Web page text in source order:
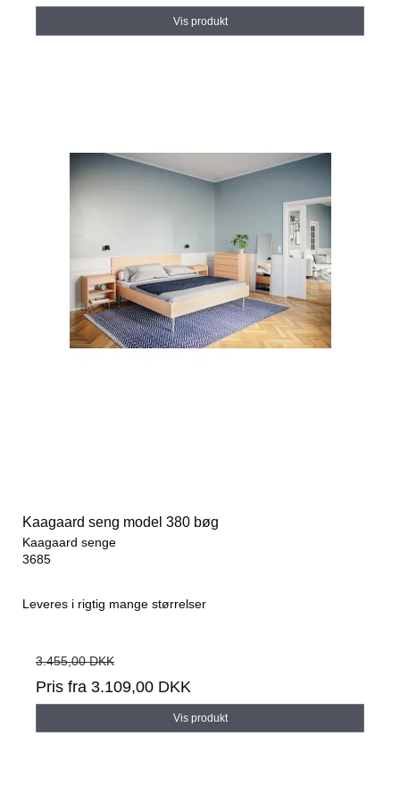
Vis produkt
Kaagaard seng model 380 bøg
Kaagaard senge
3685
Leveres i rigtig mange størrelser
3.455,00 DKK
Pris fra 3.109,00 DKK
Vis produkt